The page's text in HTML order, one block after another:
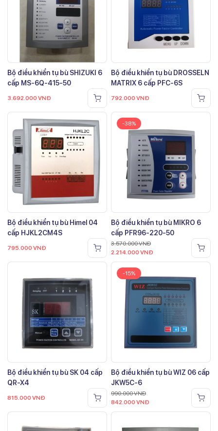
Bộ điều khiển tụ bù SHIZUKI 6
cấp MS-6Q-415-50
3.692.000 VNĐ
Bộ điều khiển tụ bù DROSSELN
MATRIX 6 cấp PFC-6S
792.000 VNĐ
Bộ điều khiển tụ bù Himel 04
cấp HJKL2CM4S
795.000 VNĐ
-38%
Bộ điều khiển tụ bù MIKRO 6
cấp PFR96-220-50
3.570.000VNĐ
2.214.000 VNĐ
Bộ điều khiển tụ bù SK 04 cấp
QR-X4
815.000 VNĐ
-15%
Bộ điều khiển tụ bù WIZ 06 cấp
JKW5C-6
990.000VNĐ
842.000 VNĐ